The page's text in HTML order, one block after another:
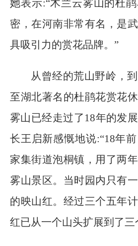
她表示:“木兰云雾山的杜
密，在河南非常有名，是
具吸引力的赏花品牌。”
从曾经的荒山野岭，
至湖北著名的杜鹃花赏花
雾山已经走过了18年的发
长王启新感慨地说:“18年
家集街道泡桐镇，用了两
雾山景区。当时园内只有
的映山红。经过三个五年
红已从一个山头扩展到了三